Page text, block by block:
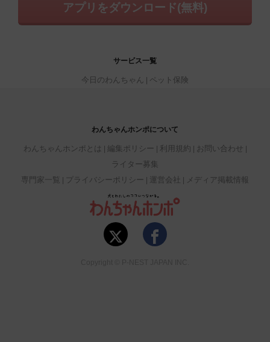
アプリをダウンロード(無料)
サービス一覧
今日のわんちゃん ペット保険
わんちゃんホンポについて
わんちゃんホンポとは 編集ポリシー 利用規約
お問い合わせ
ライター募集
専門家一覧
プライバシーポリシー 運営会社 メディア掲載情報